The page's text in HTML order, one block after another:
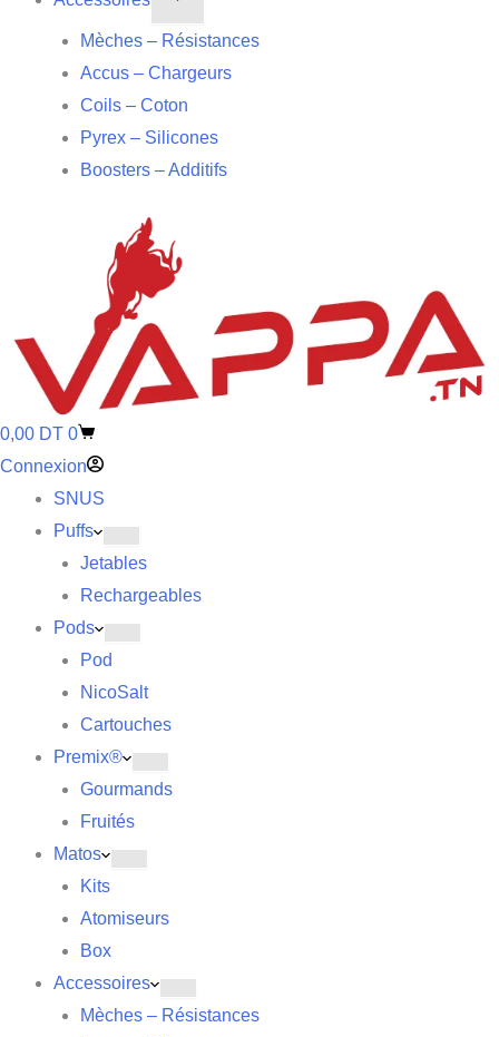
Mèches – Résistances
Accus – Chargeurs
Coils – Coton
Pyrex – Silicones
Boosters – Additifs
0,00 DT 0
Connexion
SNUS
Puffs
Jetables
Rechargeables
Pods
Pod
NicoSalt
Cartouches
Premix®
Gourmands
Fruités
Matos
Kits
Atomiseurs
Box
Accessoires
Mèches – Résistances